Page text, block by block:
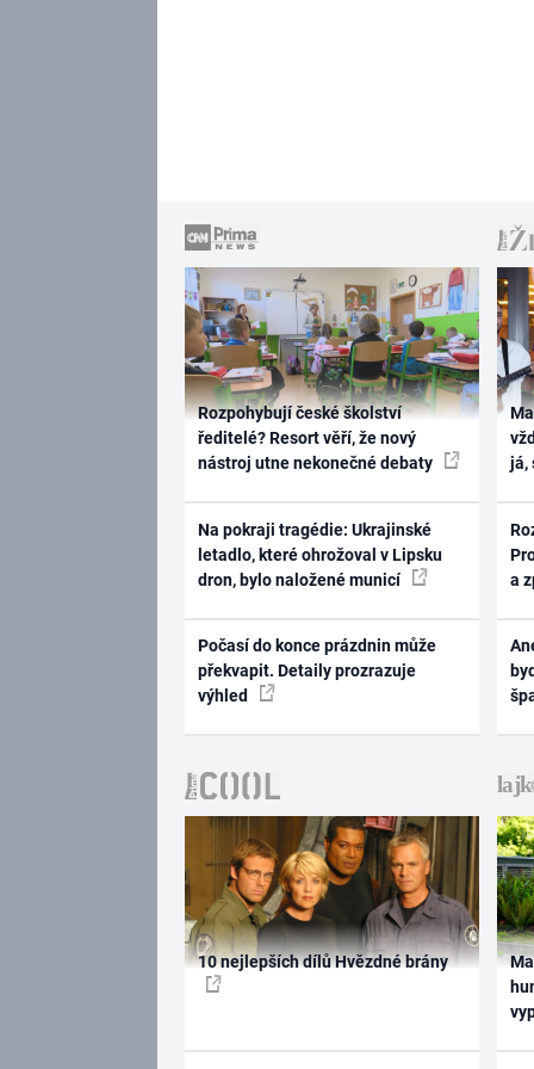
Rozpohybují české školství
ředitelé? Resort věří, že nový
nástroj utne nekonečné debaty
Na pokraji tragédie: Ukrajinské
letadlo, které ohrožoval v Lipsku
dron, bylo naložené municí
Počasí do konce prázdnin může
překvapit. Detaily prozrazuje
výhled
já,
a
10 nejlepších dílů Hvězdné brány